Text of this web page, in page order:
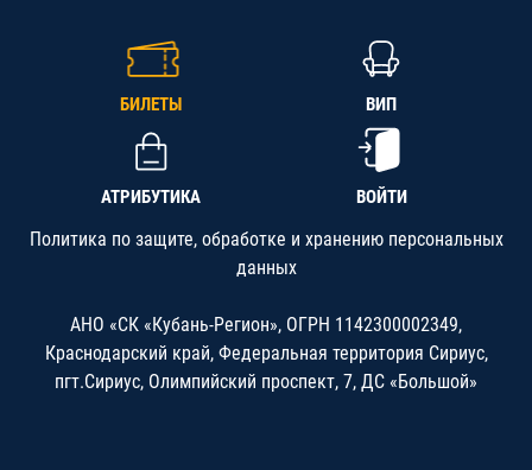
БИЛЕТЫ ВИП
АТРИБУТИКА ВОЙТИ
Политика по защите, обработке и хранению персональных
данных
АНО «СК «Кубань-Регион», ОГРН 1142300002349,
Краснодарский край, Федеральная территория Сириус,
пгт.Сириус, Олимпийский проспект, 7, ДС «Большой»